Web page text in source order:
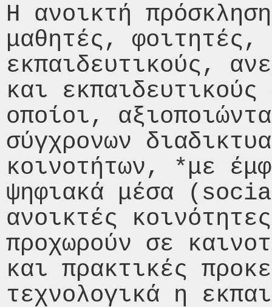
Η ανοικτή
μαθητές, φοιτητές,
εκπαιδευτικούς,
και
οποίοι,
σύγχρονων
κοινοτήτων, *με
ψηφιακά μέσα
ανοικτές
προχωρούν σε
και πρακτικές
τεχνολογικά η